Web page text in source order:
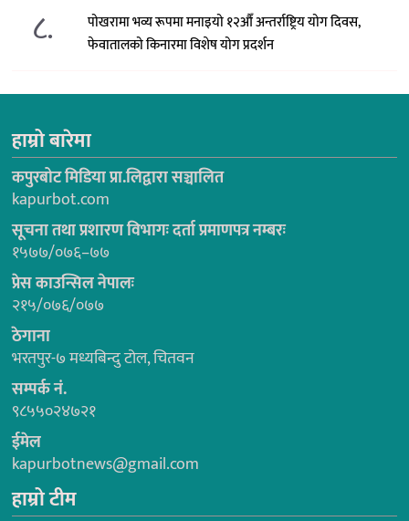
८.
पोखरामा भव्य रूपमा मनाइयो १२औँ अन्तर्राष्ट्रिय योग दिवस,
फेवातालको किनारमा विशेष योग प्रदर्शन
हाम्रो बारेमा
कपुरबोट मिडिया प्रा.लिद्वारा सञ्चालित
kapurbot.com
सूचना तथा प्रशारण विभागः दर्ता प्रमाणपत्र नम्बरः
१५७७/०७६–७७
प्रेस काउन्सिल नेपालः
२१५/०७६/०७७
ठेगाना
भरतपुर-७ मध्यबिन्दु टोल, चितवन
सम्पर्क नं.
९८५५०२४७२१
ईमेल
kapurbotnews@gmail.com
हाम्रो टीम